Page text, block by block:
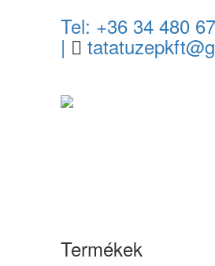
Tel: +36 34 480
|
Termékek